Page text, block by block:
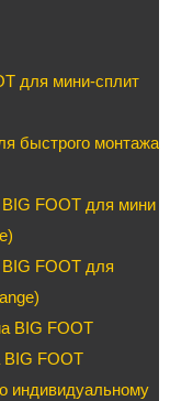
для мини-сплит
быстрого монтажа
FOOT для мини
FOOT для
BIG FOOT
BIG FOOT
индивидуальному